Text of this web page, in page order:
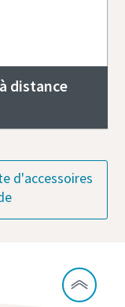
distance
d'accessoires